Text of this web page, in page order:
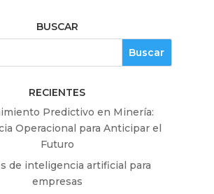
BUSCAR
RECIENTES
Predictivo en Minería:
Operacional para Anticipar el
Futuro
de inteligencia artificial para
empresas